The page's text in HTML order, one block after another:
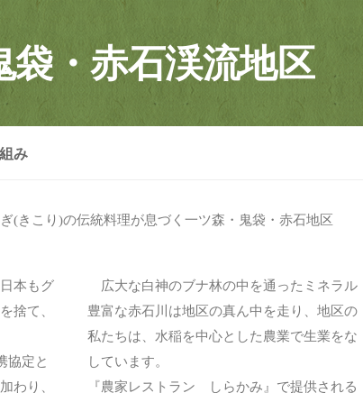
・赤石渓流地区
み
(きこり )の伝統料理が息づく一ツ森・鬼袋・赤石地区
本もグ
捨て、
協定と
わり、
広大な白神のブナ林の中を通ったミネラル
豊富な赤石川は地区の真ん中を走り、地区の
私たちは、水稲を中心とした農業で生業をな
しています。
『農家レストラン しらかみ』で提供される